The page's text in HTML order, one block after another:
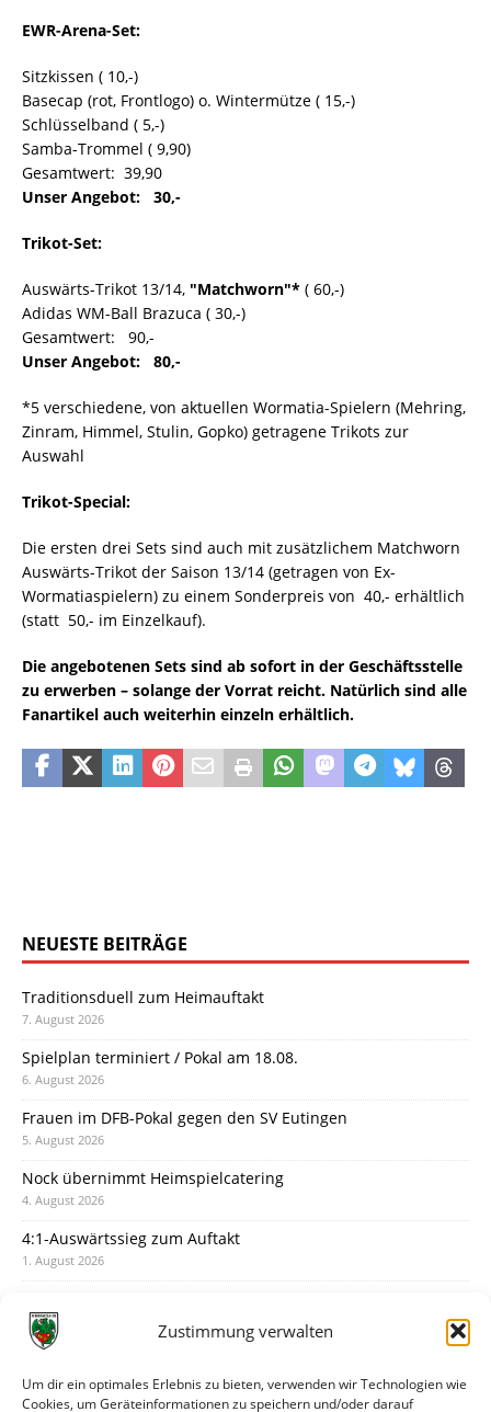
Zustimmung verwalten
Um dir ein optimales Erlebnis zu bieten, verwenden wir Technologien wie
Cookies, um Geräteinformationen zu speichern und/oder darauf
EWR-Arena-Set:
Sitzkissen ( 10,-)
Basecap (rot, Frontlogo) o. Wintermütze ( 15,-)
Schlüsselband ( 5,-)
Samba-Trommel ( 9,90)
Gesamtwert:  39,90
Unser Angebot:  30,-
Trikot-Set:
Auswärts-Trikot 13/14, "Matchworn"* ( 60,-)
Adidas WM-Ball Brazuca ( 30,-)
Gesamtwert:  90,-
Unser Angebot:  80,-
*5 verschiedene, von aktuellen Wormatia-Spielern (Mehring,
Zinram, Himmel, Stulin, Gopko) getragene Trikots zur
Auswahl
Trikot-Special:
Die ersten drei Sets sind auch mit zusätzlichem Matchworn
Auswärts-Trikot der Saison 13/14 (getragen von Ex-
Wormatiaspielern) zu einem Sonderpreis von  40,- erhältlich
(statt  50,- im Einzelkauf).
Die angebotenen Sets sind ab sofort in der Geschäftsstelle
zu erwerben – solange der Vorrat reicht. Natürlich sind alle
Fanartikel auch weiterhin einzeln erhältlich.
NEUESTE BEITRÄGE
Traditionsduell zum Heimauftakt
7. August 2026
Spielplan terminiert / Pokal am 18.08.
6. August 2026
Frauen im DFB-Pokal gegen den SV Eutingen
5. August 2026
Nock übernimmt Heimspielcatering
4. August 2026
4:1-Auswärtssieg zum Auftakt
1. August 2026
31. Juli 2026
30. Juli 2026